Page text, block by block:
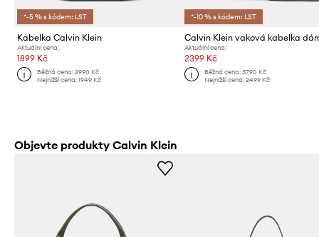
*-5 % s kódem: LST
Kabelka Calvin Klein
Aktuální cena:
1899 Kč
Běžná cena:2990 Kč
Nejnižší cena:1949 Kč
*-10 % s kódem: LST
Aktuální cena:
2399 Kč
Běžná cena: 3790 Kč
Nejnižší cena: 2499 Kč
Objevte produkty Calvin Klein